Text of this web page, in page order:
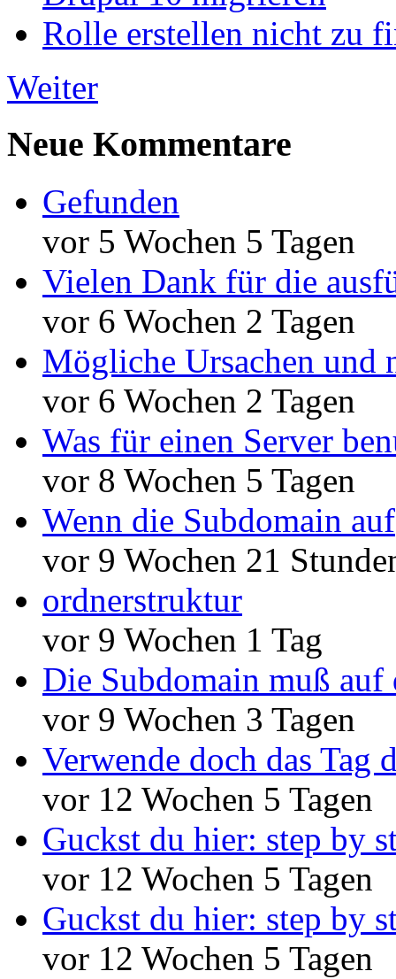
Rolle erstellen nicht zu
Weiter
Neue Kommentare
Gefunden
vor 5 Wochen 5 Tagen
Vielen Dank für die
vor 6 Wochen 2 Tagen
Mögliche Ursachen und
vor 6 Wochen 2 Tagen
Was für einen Server
vor 8 Wochen 5 Tagen
Wenn die Subdomain auf
vor 9 Wochen 21
ordnerstruktur
vor 9 Wochen 1 Tag
Die Subdomain muß auf
vor 9 Wochen 3 Tagen
Verwende doch das Tag
vor 12 Wochen 5 Tagen
Guckst du hier: step by
vor 12 Wochen 5 Tagen
Guckst du hier: step by
vor 12 Wochen 5 Tagen